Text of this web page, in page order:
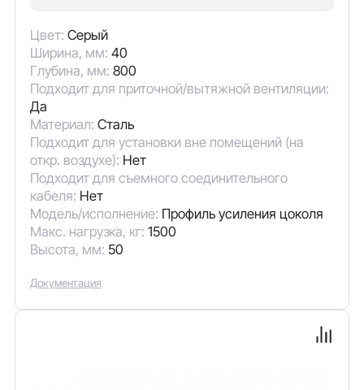
Цвет: Серый
Ширина, мм: 40
Глубина, мм: 800
Подходит для приточной/вытяжной вентиляции:
Да
Материал: Сталь
Подходит для установки вне помещений (на
откр. воздухе): Нет
Подходит для съемного соединительного
кабеля: Нет
Модель/исполнение: Профиль усиления цоколя
Макс. нагрузка, кг: 1500
Высота, мм: 50
Документация